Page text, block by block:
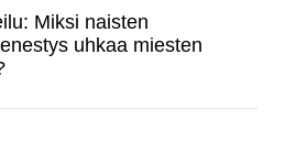
Miksi naisten
uhkaa miesten